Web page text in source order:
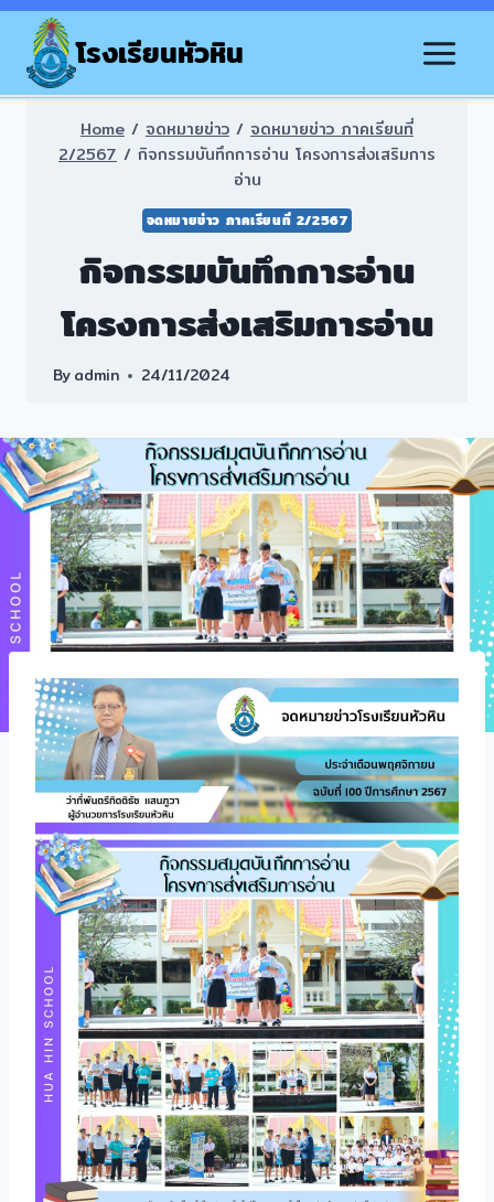
Skip
contentโรงเรียนหัวหิน
Home / จดหมายข่าว / จดหมายข่าว ภาคเรียนที่
2/2567 / กิจกรรมบันทึกการอ่าน โครงการส่งเสริมการ
อ่าน
จดหมายข่าว ภาคเรียนที่ 2/2567
กิจกรรมบันทึกการอ่าน
โครงการส่งเสริมการอ่าน
Byadmin 24/11/2024